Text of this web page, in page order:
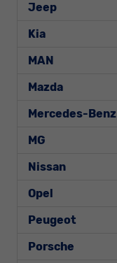
Jeep
Kia
MAN
Mazda
Mercedes-Benz
MG
Nissan
Opel
Peugeot
Porsche